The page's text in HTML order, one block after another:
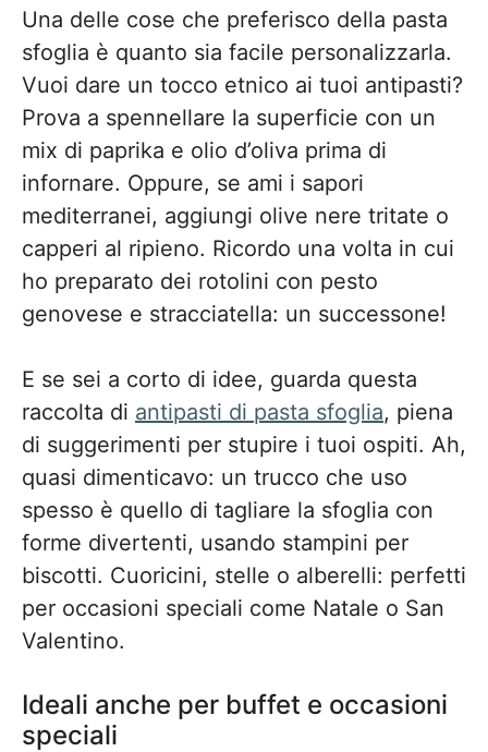
Una delle cose che preferisco della pasta
sfoglia è quanto sia facile personalizzarla.
Vuoi dare un tocco etnico ai tuoi antipasti?
Prova a spennellare la superficie con un
mix di paprika e olio d’oliva prima di
infornare. Oppure, se ami i sapori
mediterranei, aggiungi olive nere tritate o
capperi al ripieno. Ricordo una volta in cui
ho preparato dei rotolini con pesto
genovese e stracciatella: un successone!
E se sei a corto di idee, guarda questa
raccolta di antipasti di pasta sfoglia, piena
di suggerimenti per stupire i tuoi ospiti. Ah,
quasi dimenticavo: un trucco che uso
spesso è quello di tagliare la sfoglia con
forme divertenti, usando stampini per
biscotti. Cuoricini, stelle o alberelli: perfetti
per occasioni speciali come Natale o San
Valentino.
Ideali anche per buffet e occasioni
speciali